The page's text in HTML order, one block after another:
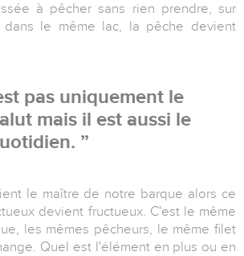
à pêcher sans rien prendre, sur
dans le même lac, la pêche devient
pas uniquement le
mais il est aussi le
le maître de notre barque alors ce
devient fructueux. C'est le même
les mêmes pêcheurs, le même filet
Quel est l'élément en plus ou en